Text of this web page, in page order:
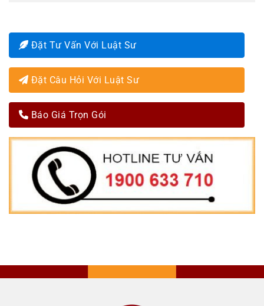
Đặt Tư Vấn Với Luật Sư
Đặt Câu Hỏi Với Luật Sư
Báo Giá Trọn Gói